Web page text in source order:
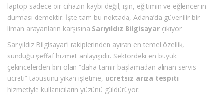
laptop sadece bir cihazın kaybı değil; işin, eğitimin ve eğlencenin
durması demektir. İşte tam bu noktada, Adana’da güvenilir bir
liman arayanların karşısına Sarıyıldız Bilgisayar çıkıyor.
Sarıyıldız Bilgisayar’ı rakiplerinden ayıran en temel özellik,
sunduğu şeffaf hizmet anlayışıdır. Sektördeki en büyük
çekincelerden biri olan “daha tamir başlamadan alınan servis
ücreti” tabusunu yıkan işletme, ücretsiz arıza tespiti
hizmetiyle kullanıcıların yüzünü güldürüyor.